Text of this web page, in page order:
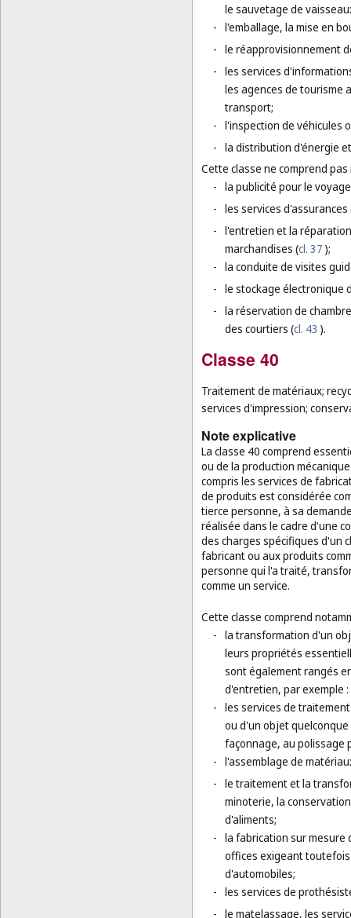
le sauvetage de
- l'emballage, la mise en
- le réapprovisionnement
- les services
les agences de tourisme
transport;
- l'inspection de véhicules
- la distribution d'énergie
Cette classe ne comprend
- la publicité pour le
- les services
- l'entretien et la
marchandises (cl. 37 );
- la conduite de visites
- le stockage électronique
- la réservation de
des courtiers (cl. 43 ).
Classe 40
Traitement de matériaux;
services d'impression;
Note explicative
La classe 40 comprend
ou de la production
compris les services de
de produits est considérée
tierce personne, à sa
réalisée dans le cadre d'une
des charges spécifiques d'un
fabricant ou aux produits
personne qui l'a traité,
comme un service.
Cette classe comprend
- la transformation d'un
leurs propriétés
sont également rangés
d'entretien, par exemple
- les services de
ou d'un objet
façonnage, au polissage
- l'assemblage de
- le traitement et la
minoterie, la
d'aliments;
- la fabrication sur mesure
offices exigeant
d'automobiles;
- les services de
- le matelassage, les